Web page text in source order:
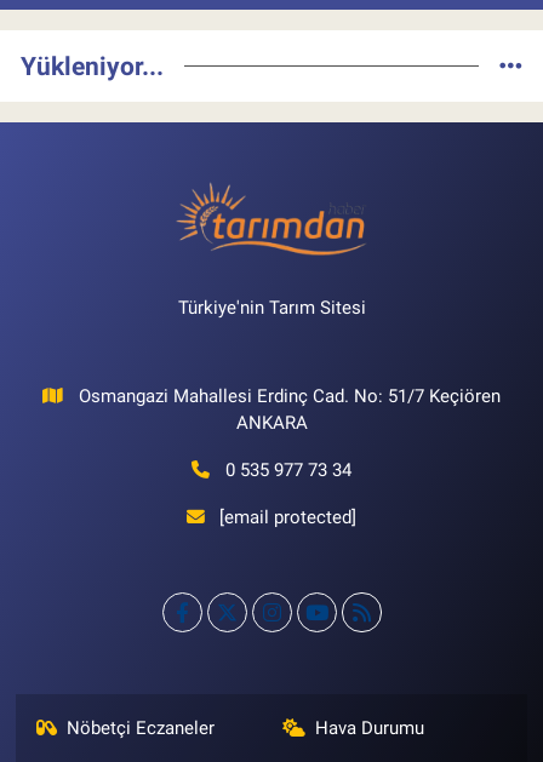
Yükleniyor...
Türkiye'nin Tarım Sitesi
Osmangazi Mahallesi Erdinç Cad. No: 51/7 Keçiören
ANKARA
0 535 977 73 34
[email protected]
Nöbetçi Eczaneler Hava Durumu